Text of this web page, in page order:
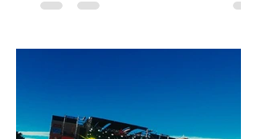
yoga, bienestar y vida consciente, con la
Antonella Orsini, Yoga Woman y más
Centro Cultural Estación Mapocho, espacio